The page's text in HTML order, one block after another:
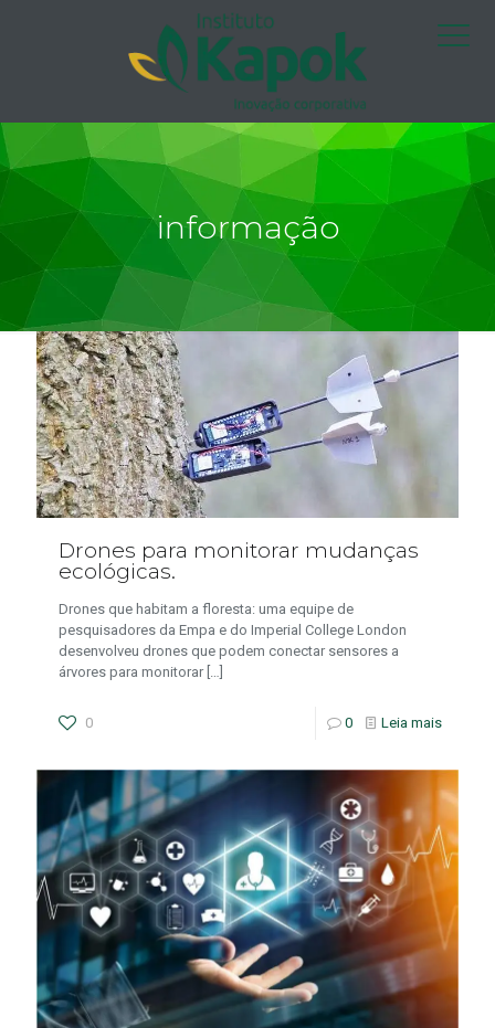
informação
Drones para monitorar mudanças
ecológicas.
Drones que habitam a floresta: uma equipe de
pesquisadores da Empa e do Imperial College London
desenvolveu drones que podem conectar sensores a
árvores para monitorar […]
0 0 Leia mais